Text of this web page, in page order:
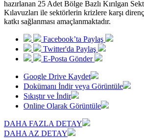
hazırlanan 25 Adet Bölge Bazlı Kırılgan
Kılavuzları ile sektörlerin krizlere karşı
katkı sağlanması amaçlanmaktadır.
Facebook’ta Paylaş
Twitter'da Paylaş
E-Posta Gönder
Google Drive Kaydet
Dokümanı İndir veya Görüntüle
Sıkıştır ve İndir
Online Olarak Görüntüle
DAHA FAZLA DETAY
DAHA AZ DETAY